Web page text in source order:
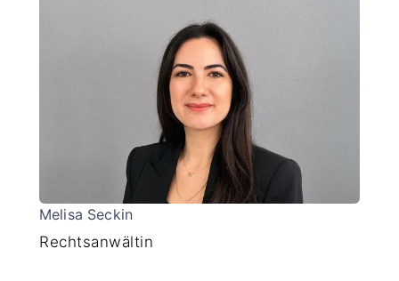
Melisa Seckin
Rechtsanwältin